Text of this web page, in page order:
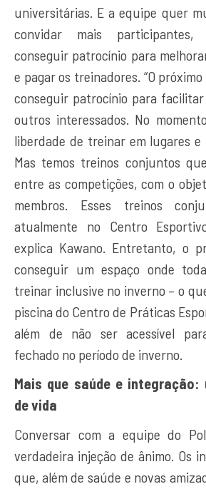
universitárias. E a equipe quer
convidar mais participantes,
conseguir patrocínio para
e pagar os treinadores. “O
conseguir patrocínio para
outros interessados. No
liberdade de treinar em lugares
Mas temos treinos conjuntos
entre as competições, com o
membros. Esses treinos
atualmente no Centro
explica Kawano. Entretanto, o
conseguir um espaço onde
treinar inclusive no inverno – o
piscina do Centro de Práticas
além de não ser acessível
fechado no período de inverno.
Mais que saúde e integração:
de vida
Conversar com a equipe do
verdadeira injeção de ânimo. Os
que, além de saúde e novas